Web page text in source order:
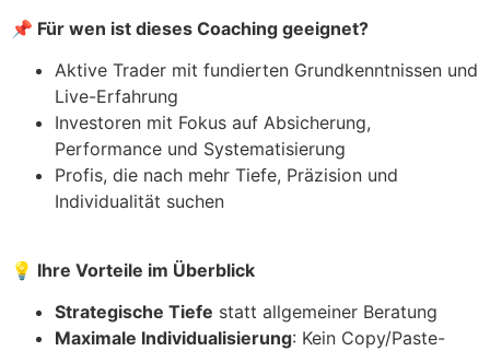
📌 Für wen ist dieses Coaching geeignet?
Aktive Trader mit fundierten Grundkenntnissen und
Live-Erfahrung
Investoren mit Fokus auf Absicherung,
Performance und Systematisierung
Profis, die nach mehr Tiefe, Präzision und
Individualität suchen
💡 Ihre Vorteile im Überblick
Strategische Tiefe statt allgemeiner Beratung
Maximale Individualisierung: Kein Copy/Paste-